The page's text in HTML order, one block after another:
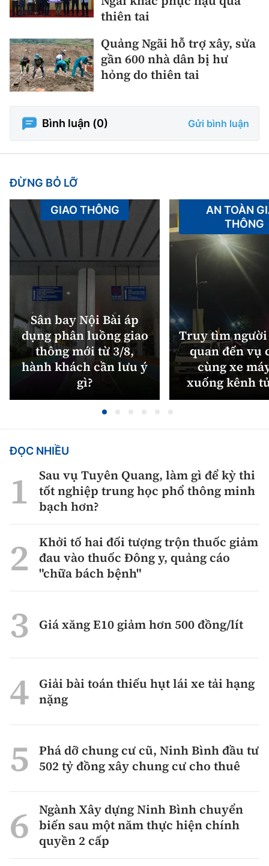
thiên tai
Quảng Ngãi hỗ trợ xây, sửa
gần 600 nhà dân bị hư
hỏng do thiên tai
Bình luận (0) Gửi bình luận
ĐỪNG BỎ LỠ
Sân bay Nội Bài áp
dụng phân luồng giao
thông mới từ 3/8,
hành khách cần lưu ý
gì?
GIAO THÔNG
Truy tìm
quan đến vụ
cùng xe
xuống kênh
AN TOÀN
THÔNG
ĐỌC NHIỀU
Sau vụ Tuyên Quang, làm gì để kỳ thi
tốt nghiệp trung học phổ thông minh
bạch hơn?
Khởi tố hai đối tượng trộn thuốc giảm
đau vào thuốc Đông y, quảng cáo
"chữa bách bệnh"
Giá xăng E10 giảm hơn 500 đồng/lít
Giải bài toán thiếu hụt lái xe tải hạng
nặng
Phá dỡ chung cư cũ, Ninh Bình đầu tư
502 tỷ đồng xây chung cư cho thuê
Ngành Xây dựng Ninh Bình chuyển
biến sau một năm thực hiện chính
quyền 2 cấp